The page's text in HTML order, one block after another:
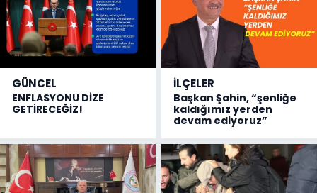
GÜNCEL
ENFLASYONU DİZE
GETİRECEĞİZ!
İLÇELER
Başkan Şahin, “şenliğe
kaldığımız yerden
devam ediyoruz”